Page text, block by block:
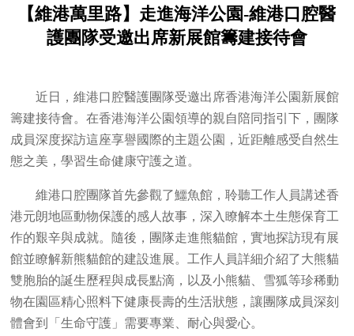
【維港萬里路】走進海洋公園-維港口腔醫
護團隊受邀出席新展館籌建接待會
近日，維港口腔醫護團隊受邀出席香港海洋公園新展館
籌建接待會。在香港海洋公園領導的親自陪同指引下，團隊
成員深度探訪這座享譽國際的主題公園，近距離感受自然生
態之美，學習生命健康守護之道。
維港口腔團隊首先參觀了鱷魚館，聆聽工作人員講述香
港元朗地區動物保護的感人故事，深入瞭解本土生態保育工
作的艱辛與成就。隨後，團隊走進熊貓館，實地探訪現有展
館並瞭解新熊貓館的建設進展。工作人員詳細介紹了大熊貓
雙胞胎的誕生歷程與成長點滴，以及小熊貓、雪狐等珍稀動
物在園區精心照料下健康長壽的生活狀態，讓團隊成員深刻
體會到「生命守護」需要專業、耐心與愛心。